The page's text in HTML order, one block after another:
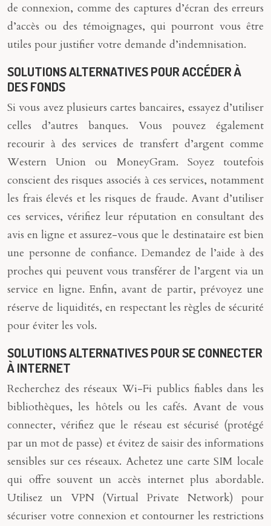
de connexion, comme des captures d’écran des erreurs
d’accès ou des témoignages, qui pourront vous être
utiles pour justifier votre demande d’indemnisation.
SOLUTIONS ALTERNATIVES POUR ACCÉDER À
DES FONDS
Si vous avez plusieurs cartes bancaires, essayez d’utiliser
celles d’autres banques. Vous pouvez également
recourir à des services de transfert d’argent comme
Western Union ou MoneyGram. Soyez toutefois
conscient des risques associés à ces services, notamment
les frais élevés et les risques de fraude. Avant d’utiliser
ces services, vérifiez leur réputation en consultant des
avis en ligne et assurez-vous que le destinataire est bien
une personne de confiance. Demandez de l’aide à des
proches qui peuvent vous transférer de l’argent via un
service en ligne. Enfin, avant de partir, prévoyez une
réserve de liquidités, en respectant les règles de sécurité
pour éviter les vols.
SOLUTIONS ALTERNATIVES POUR SE CONNECTER
À INTERNET
Recherchez des réseaux Wi-Fi publics fiables dans les
bibliothèques, les hôtels ou les cafés. Avant de vous
connecter, vérifiez que le réseau est sécurisé (protégé
par un mot de passe) et évitez de saisir des informations
sensibles sur ces réseaux. Achetez une carte SIM locale
qui offre souvent un accès internet plus abordable.
Utilisez un VPN (Virtual Private Network) pour
sécuriser votre connexion et contourner les restrictions